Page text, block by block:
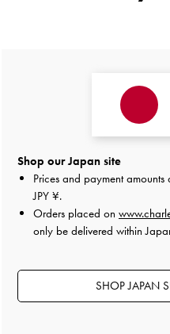
デザイン
スタッズが可愛
良かったです。
スタッズが可愛く、サイズ感
梱包も丁寧で良かったです。
デザイン
Shop our Japan site
Prices and payment
JPY ¥.
Orders placed on
only be delivered within
SHOP JAPAN